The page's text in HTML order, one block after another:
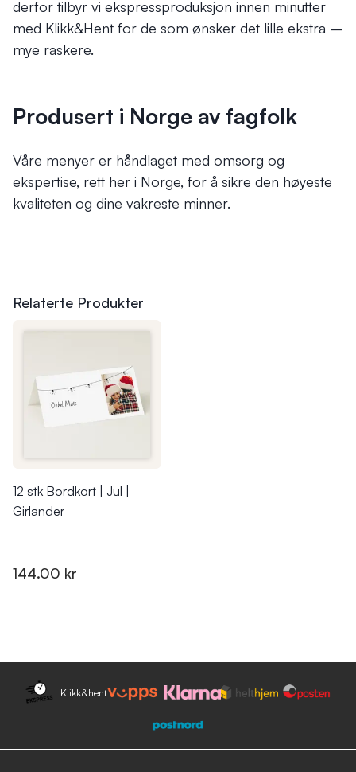
derfor tilbyr vi ekspressproduksjon innen minutter
med Klikk&Hent for de som ønsker det lille ekstra –
mye raskere.
Produsert i Norge av fagfolk
Våre menyer er håndlaget med omsorg og
ekspertise, rett her i Norge, for å sikre den høyeste
kvaliteten og dine vakreste minner.
Relaterte Produkter
12 stk Bordkort | Jul |
Girlander
144.00 kr
Klikk&hent